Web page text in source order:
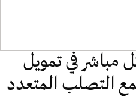
مباشر في تمويل
التصلب المتعدد